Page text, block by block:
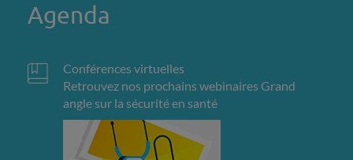
Agenda
Conférences virtuelles
Retrouvez nos prochains webinaires Grand
angle sur la sécurité en santé